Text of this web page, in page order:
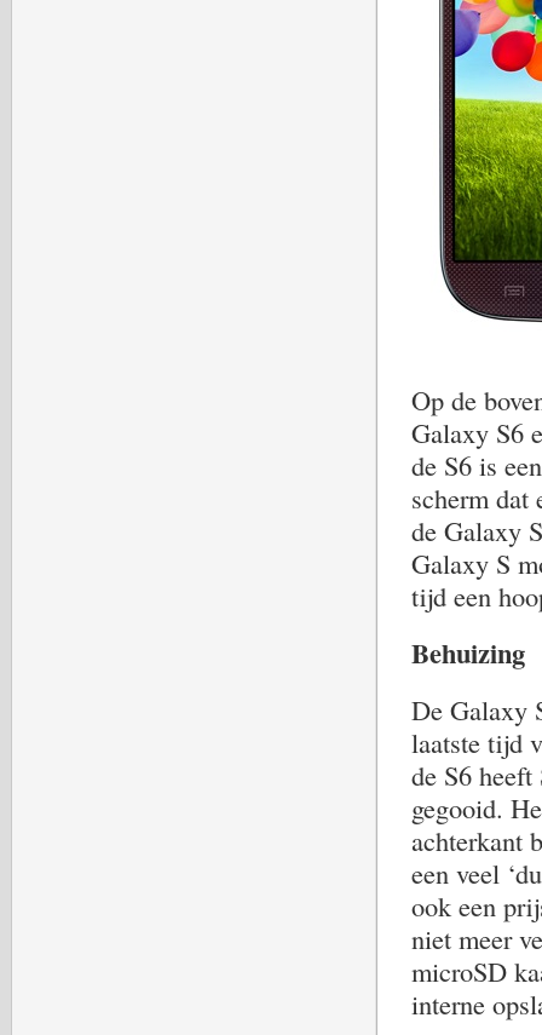
Op de
Galaxy S6
de S6 is
scherm dat
de Galaxy
Galaxy S
tijd een
Behuizing
De Galaxy
laatste tijd
de S6
gegooid.
achterkant
een veel
ook een
niet meer
microSD
interne